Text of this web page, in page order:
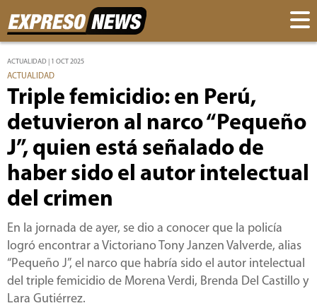
ACTUALIDAD | 1 OCT 2025
ACTUALIDAD
Triple femicidio: en Perú,
detuvieron al narco “Pequeño
J”, quien está señalado de
haber sido el autor intelectual
del crimen
En la jornada de ayer, se dio a conocer que la policía
logró encontrar a Victoriano Tony Janzen Valverde, alias
“Pequeño J”, el narco que habría sido el autor intelectual
del triple femicidio de Morena Verdi, Brenda Del Castillo y
Lara Gutiérrez.